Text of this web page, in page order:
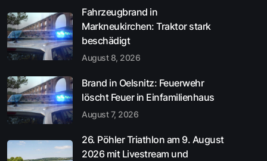
Fahrzeugbrand in
Markneukirchen: Traktor stark
beschädigt
August 8, 2026
Brand in Oelsnitz: Feuerwehr
löscht Feuer in Einfamilienhaus
August 7, 2026
26. Pöhler Triathlon am 9. August
2026 mit Livestream und